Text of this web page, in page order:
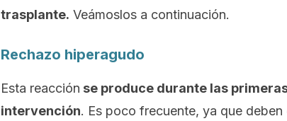
trasplante. Veámoslos a continuación.
Rechazo hiperagudo
Esta reacción se produce durante las
intervención. Es poco frecuente, ya que